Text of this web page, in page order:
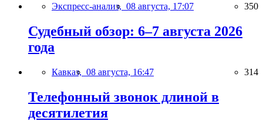
Экспресс-анализ, 08 августа, 17:07 350
Судебный обзор: 6–7 августа 2026
года
Кавказ, 08 августа, 16:47 314
Телефонный звонок длиной в
десятилетия